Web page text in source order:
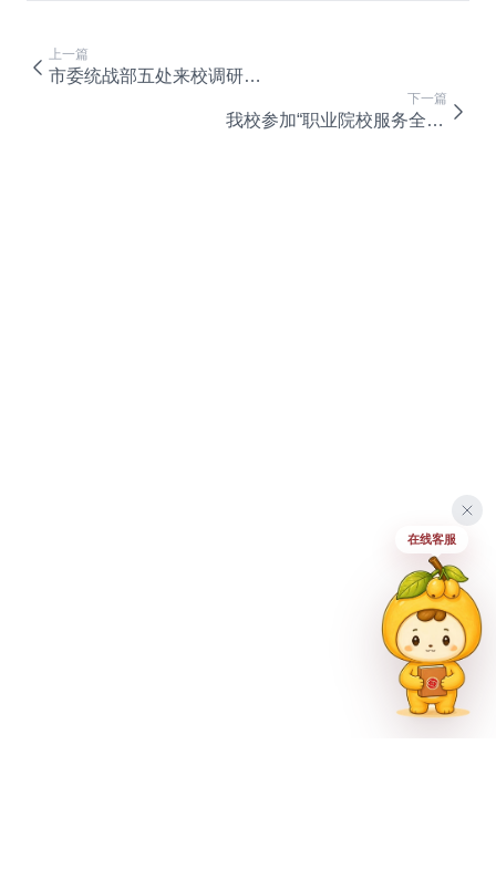
上一篇
市委统战部五处来校调研党外知识分子工作
下一篇
我校参加“职业院校服务全民终身学习项目”第二批实验校建设工作推进会议
在线客服